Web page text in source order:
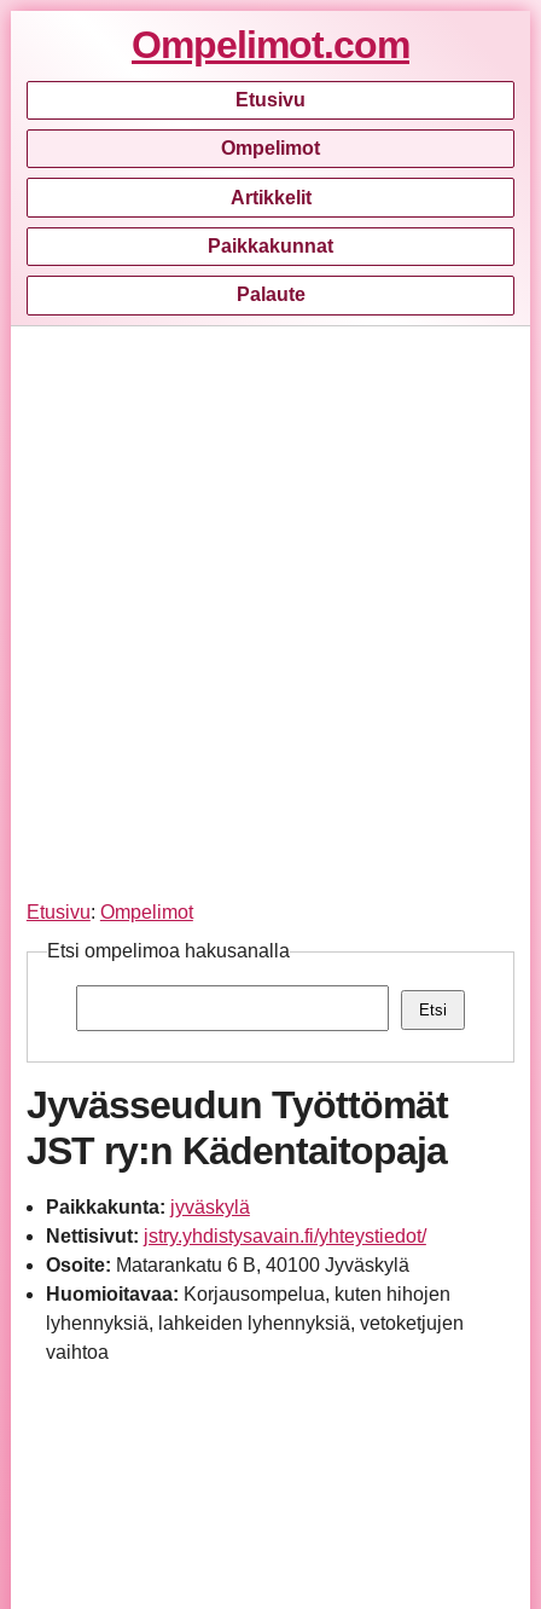
Ompelimot.com
Etusivu
Ompelimot
Artikkelit
Paikkakunnat
Palaute
Etusivu: Ompelimot
Etsi ompelimoa hakusanalla
Etsi
Jyvässeudun Työttömät
JST ry:n Kädentaitopaja
Paikkakunta: jyväskylä
Nettisivut: jstry.yhdistysavain.fi/yhteystiedot/
Osoite: Matarankatu 6 B, 40100 Jyväskylä
Huomioitavaa: Korjausompelua, kuten hihojen
lyhennyksiä, lahkeiden lyhennyksiä, vetoketjujen
vaihtoa